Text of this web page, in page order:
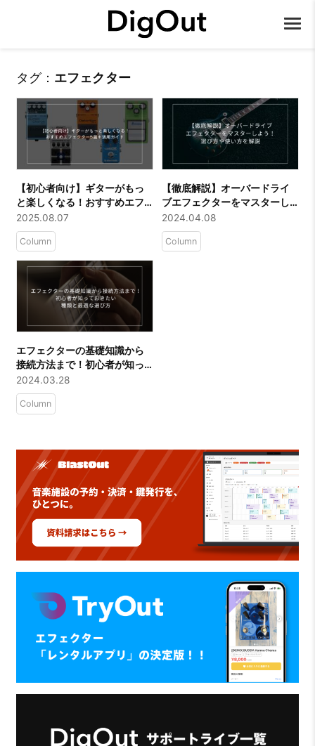
タグ： エフェクター
【初心者向け】ギターがもっ
と楽しくなる！おすすめエフ
ェクター5選＋活用ガイド
2025.08.07
Column
【徹底解説】オーバードライ
ブエフェクターをマスターし
よう！選び方や使い方を解説
2024.04.08
Column
エフェクターの基礎知識から
接続方法まで！初心者が知っ
ておきたい種類と最適な選び
方
2024.03.28
Column